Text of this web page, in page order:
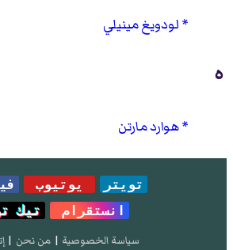
لودويغ مينيلي
ه
هوارد مارتن
تويتر يوتيوب
انستقرام
تيك
سياسة الخصوصية | من نحن |